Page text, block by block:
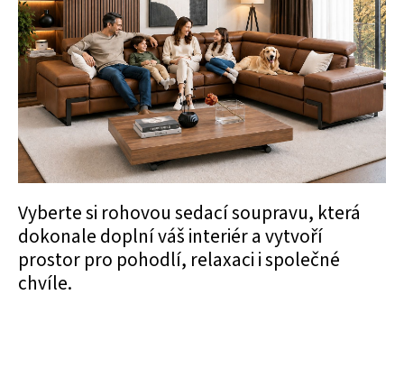
Vyberte si rohovou sedací soupravu, která
dokonale doplní váš interiér a vytvoří
prostor pro pohodlí, relaxaci i společné
chvíle.